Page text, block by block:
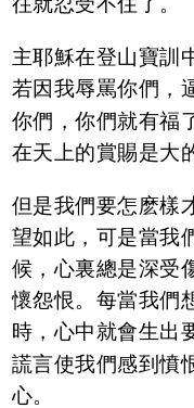
主耶穌在登山寶訓
若因我辱罵你們，
你們，你們就有福
在天上的賞賜是大
但是我們要怎麽樣
望如此，可是當我
候，心裏總是深受
懷怨恨。每當我們
時，心中就會生出
謊言使我們感到憤
心。